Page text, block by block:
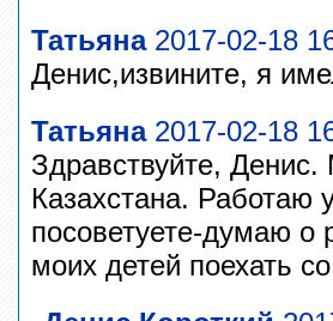
Татьяна2017-02-18
Денис,извините, я
Татьяна2017-02-18
Здравствуйте,
Казахстана. Работаю
посоветуете-думаю о
моих детей поехать